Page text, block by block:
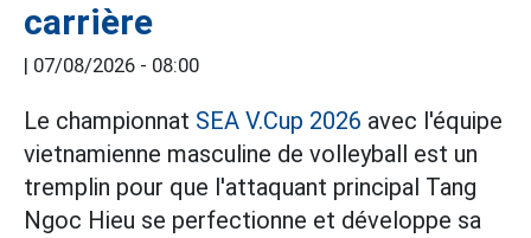
carrière
| 07/08/2026 - 08:00
Le championnat SEA V.Cup 2026 avec l'équipe
vietnamienne masculine de volleyball est un
tremplin pour que l'attaquant principal Tang
Ngoc Hieu se perfectionne et développe sa